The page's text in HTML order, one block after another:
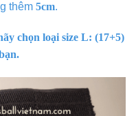
thêm 5cm.
chọn loại size L: (17+5)